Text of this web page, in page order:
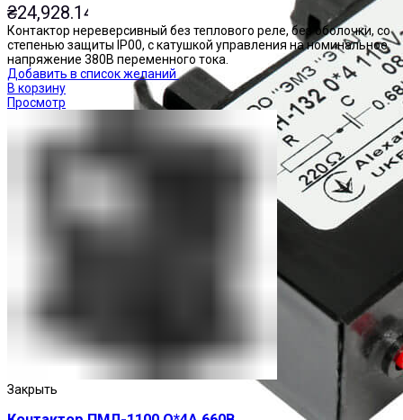
₴24,928.14
Контактор нереверсивный без теплового реле, без оболочки, со
степенью защиты IP00, с катушкой управления на номинальное
напряжение 380В переменного тока.
Добавить в список желаний
В корзину
Просмотр
Закрыть